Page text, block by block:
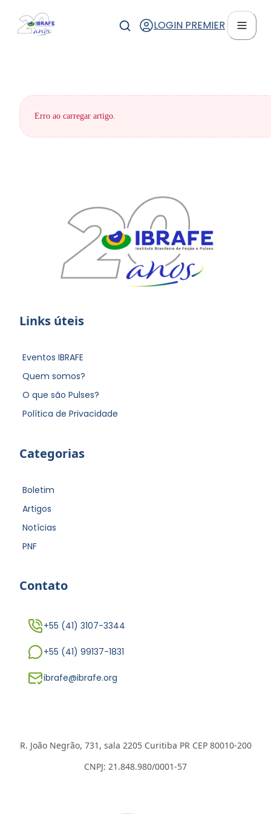
LOGIN PREMIER
Erro ao carregar artigo.
Links úteis
Eventos IBRAFE
Quem somos?
O que são Pulses?
Política de Privacidade
Categorias
Boletim
Artigos
Notícias
PNF
Contato
+55 (41) 3107-3344
+55 (41) 99137-1831
ibrafe@ibrafe.org
R. João Negrão, 731, sala 2205 Curitiba PR CEP 80010-200
CNPJ: 21.848.980/0001-57